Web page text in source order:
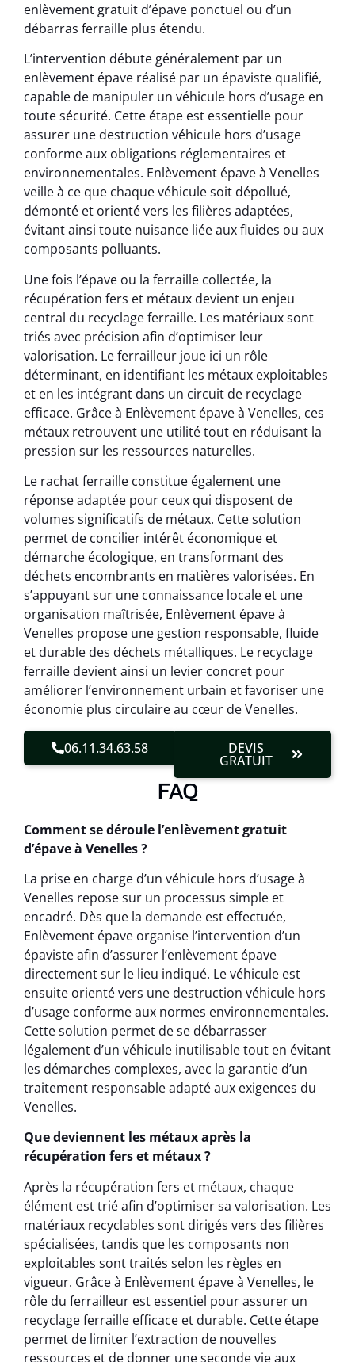
enlèvement gratuit d’épave ponctuel ou d’un
débarras ferraille plus étendu.
L’intervention débute généralement par un
enlèvement épave réalisé par un épaviste qualifié,
capable de manipuler un véhicule hors d’usage en
toute sécurité. Cette étape est essentielle pour
assurer une destruction véhicule hors d’usage
conforme aux obligations réglementaires et
environnementales. Enlèvement épave à Venelles
veille à ce que chaque véhicule soit dépollué,
démonté et orienté vers les filières adaptées,
évitant ainsi toute nuisance liée aux fluides ou aux
composants polluants.
Une fois l’épave ou la ferraille collectée, la
récupération fers et métaux devient un enjeu
central du recyclage ferraille. Les matériaux sont
triés avec précision afin d’optimiser leur
valorisation. Le ferrailleur joue ici un rôle
déterminant, en identifiant les métaux exploitables
et en les intégrant dans un circuit de recyclage
efficace. Grâce à Enlèvement épave à Venelles, ces
métaux retrouvent une utilité tout en réduisant la
pression sur les ressources naturelles.
Le rachat ferraille constitue également une
réponse adaptée pour ceux qui disposent de
volumes significatifs de métaux. Cette solution
permet de concilier intérêt économique et
démarche écologique, en transformant des
déchets encombrants en matières valorisées. En
s’appuyant sur une connaissance locale et une
organisation maîtrisée, Enlèvement épave à
Venelles propose une gestion responsable, fluide
et durable des déchets métalliques. Le recyclage
ferraille devient ainsi un levier concret pour
améliorer l’environnement urbain et favoriser une
économie plus circulaire au cœur de Venelles.
06.11.34.63.58 DEVIS
GRATUIT
FAQ
Comment se déroule l’enlèvement gratuit
d’épave à Venelles ?
La prise en charge d’un véhicule hors d’usage à
Venelles repose sur un processus simple et
encadré. Dès que la demande est effectuée,
Enlèvement épave organise l’intervention d’un
épaviste afin d’assurer l’enlèvement épave
directement sur le lieu indiqué. Le véhicule est
ensuite orienté vers une destruction véhicule hors
d’usage conforme aux normes environnementales.
Cette solution permet de se débarrasser
légalement d’un véhicule inutilisable tout en évitant
les démarches complexes, avec la garantie d’un
traitement responsable adapté aux exigences du
Venelles.
Que deviennent les métaux après la
récupération fers et métaux ?
Après la récupération fers et métaux, chaque
élément est trié afin d’optimiser sa valorisation. Les
matériaux recyclables sont dirigés vers des filières
spécialisées, tandis que les composants non
exploitables sont traités selon les règles en
vigueur. Grâce à Enlèvement épave à Venelles, le
rôle du ferrailleur est essentiel pour assurer un
recyclage ferraille efficace et durable. Cette étape
permet de limiter l’extraction de nouvelles
ressources et de donner une seconde vie aux